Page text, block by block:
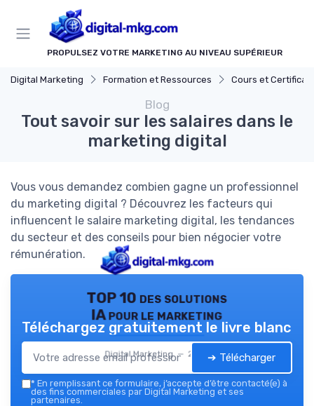
PROPULSEZ VOTRE MARKETING AU NIVEAU SUPÉRIEUR
Digital Marketing Formation et Ressources Cours et Certifications en
Blog
Tout savoir sur les salaires dans le
marketing digital
Vous vous demandez combien gagne un professionnel
du marketing digital ? Découvrez les facteurs qui
influencent le salaire marketing digital, les tendances
du secteur et des conseils pour bien négocier votre
rémunération.
TOP 10 des solutions
IA pour le marketing
Digital Marketing — 2026
Téléchargez gratuitement le livre blanc
➔ Télécharger
* En remplissant ce formulaire, j’accepte d’être contacté(e) à
des fins commerciales par Digital Marketing et ses
partenaires.
Panneau de gestion des cookies